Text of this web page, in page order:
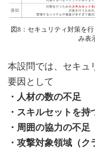
図8：セキュリティ対策を
み表
本設問では、セキュ
要因として
・人材の数の不足
・スキルセットを持
・周囲の協力の不足
・攻撃対象領域（